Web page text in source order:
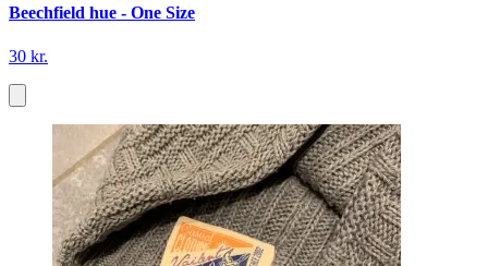
Beechfield hue - One Size
30 kr.